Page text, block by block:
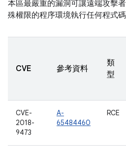
本區最嚴重的漏洞可讓遠端攻擊
殊權限的程序環境執行任何程式碼
CVE 參考資料
類
型
CVE-
2018-
9473
A-
65484460
RCE